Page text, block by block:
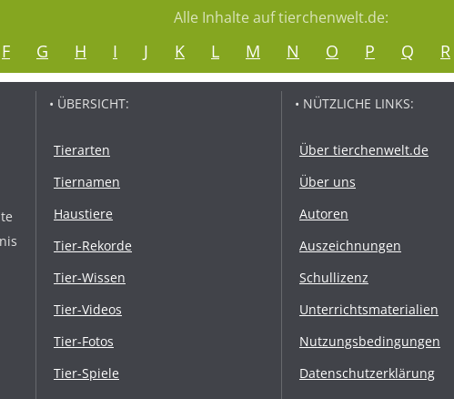
Alle Inhalte auf tierchenwelt.de:
F G H I J K L M N O P Q R
• ÜBERSICHT:
Tierarten
Tiernamen
Haustiere
Tier-Rekorde
Tier-Wissen
Tier-Videos
Tier-Fotos
Tier-Spiele
• NÜTZLICHE LINKS:
Über tierchenwelt.de
Über uns
Autoren
Auszeichnungen
Schullizenz
Unterrichtsmaterialien
Nutzungsbedingungen
Datenschutzerklärung